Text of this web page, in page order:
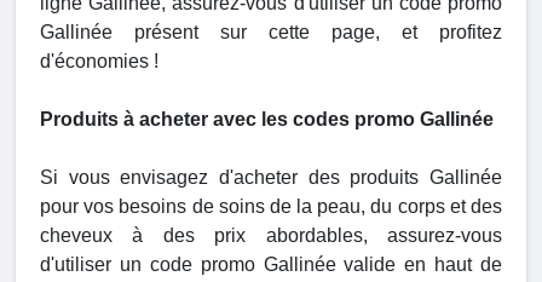
Gallinée présent sur cette page, et profitez
d'économies !
Produits à acheter avec les codes promo Gallinée
Si vous envisagez d'acheter des produits Gallinée
pour vos besoins de soins de la peau, du corps et des
cheveux à des prix abordables, assurez-vous
d'utiliser un code promo Gallinée valide en haut de